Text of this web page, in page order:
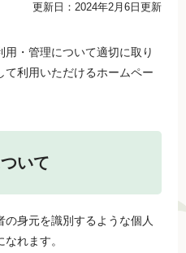
更新日：2024年2月6日更新
・管理について適切に取り
利用いただけるホームペー
いて
身元を識別するような個人
れます。